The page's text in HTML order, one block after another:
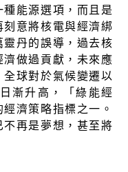
能源選項，而且是
意將核電與經濟綁
丹的誤導，過去核
做過貢獻，未來應
球對於氣候變遷以
漸升高，「綠能經
濟策略指標之一。
再是夢想，甚至將